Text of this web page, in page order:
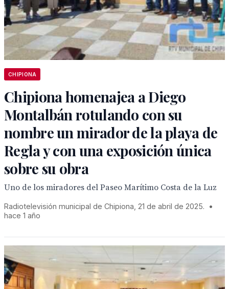
CHIPIONA
Chipiona homenajea a Diego
Montalbán rotulando con su
nombre un mirador de la playa de
Regla y con una exposición única
sobre su obra
Uno de los miradores del Paseo Marítimo Costa de la Luz
Radiotelevisión municipal de Chipiona, 21 de abril de 2025.
•
hace 1 año